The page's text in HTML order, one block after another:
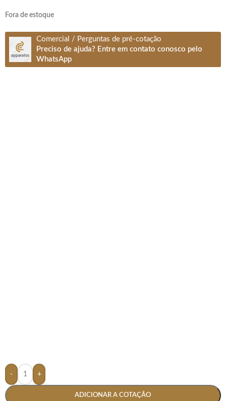
Fora de estoque
Comercial / Perguntas de pré-cotação
Preciso de ajuda? Entre em contato conosco pelo
WhatsApp
- +
ADICIONAR A COTAÇÃO